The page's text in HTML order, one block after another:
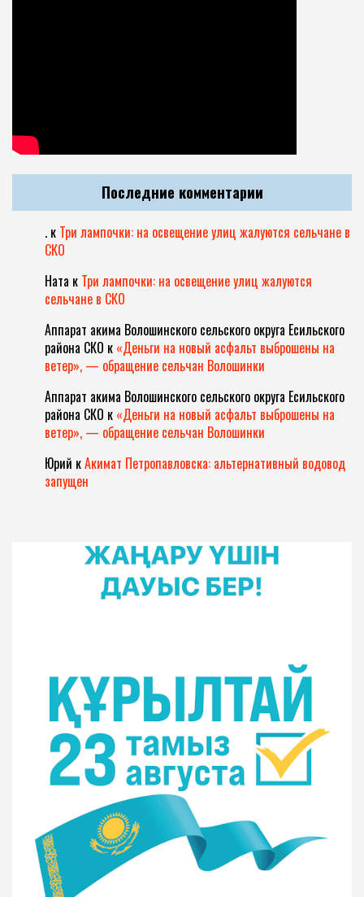
Последние комментарии
. к Три лампочки: на освещение улиц жалуются сельчане в
СКО
Ната к Три лампочки: на освещение улиц жалуются
сельчане в СКО
Аппарат акима Волошинского сельского округа Есильского
района СКО к «Деньги на новый асфальт выброшены на
ветер», — обращение сельчан Волошинки
Аппарат акима Волошинского сельского округа Есильского
района СКО к «Деньги на новый асфальт выброшены на
ветер», — обращение сельчан Волошинки
Юрий кАкимат Петропавловска: альтернативный водовод
запущен